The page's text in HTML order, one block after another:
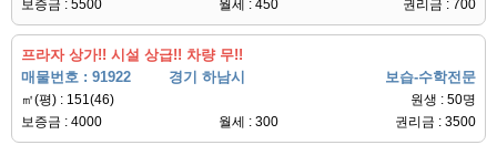
보증금 : 5500
월세 : 450 권리금 : 700
프라자 상가!! 시설 상급!! 차량 무!!
매물번호 : 91922
경기 하남시 보습-수학전문
㎡(평) : 151(46)
원생 : 50명
보증금 : 4000
월세 : 300 권리금 : 3500